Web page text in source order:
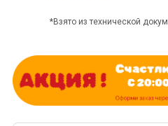
*Взято из технической